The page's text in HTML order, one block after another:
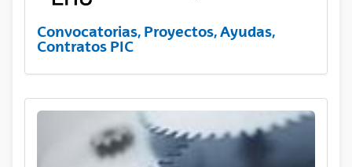
Convocatorias, Proyectos, Ayudas,
Contratos PIC